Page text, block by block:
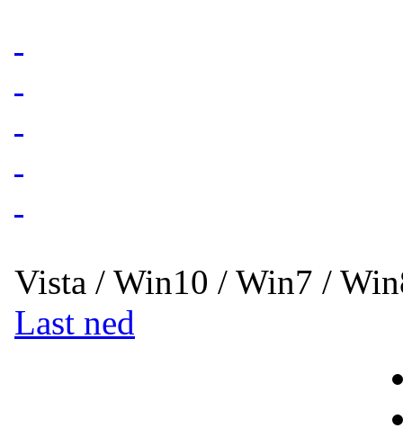
Vista / Win10 / Win7 /
Last ned